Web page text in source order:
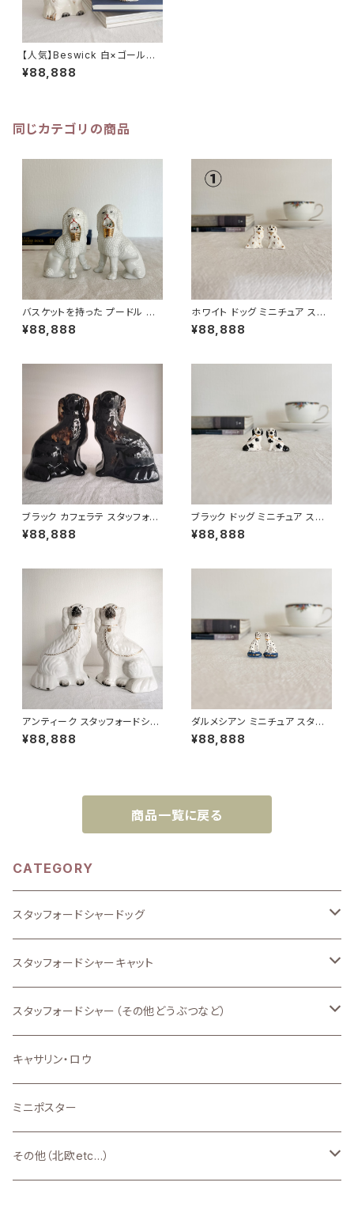
【人気】Beswick 白×ゴールド
スタッフォードシャードッグ 高さ
14cm
¥88,888
同じカテゴリの商品
バスケットを持った プードル ス
タッフォードシャードッグ 高さ9c
m
¥88,888
ホワイト ドッグ ミニチュア スタ
ッフォードシャードッグ 高さ2.5c
m
¥88,888
ブラック カフェラテ スタッフォー
ドシャードッグ 高さ19.5cm
¥88,888
ブラック ドッグ ミニチュア スタッ
フォードシャードッグ 高さ2.5c
m
¥88,888
アンティーク スタッフォードシャ
ードッグ 高さ26cm
¥88,888
ダルメシアン ミニチュア スタッフ
ォードシャードッグ 高さ2.5cm
¥88,888
商品一覧に戻る
CATEGORY
スタッフォードシャードッグ
Premium
新品
スタッフォードシャーキャット
新品
スタッフォードシャー（その他どうぶつなど）
新品
キャサリン・ロウ
ミニポスター
その他（北欧etc...）